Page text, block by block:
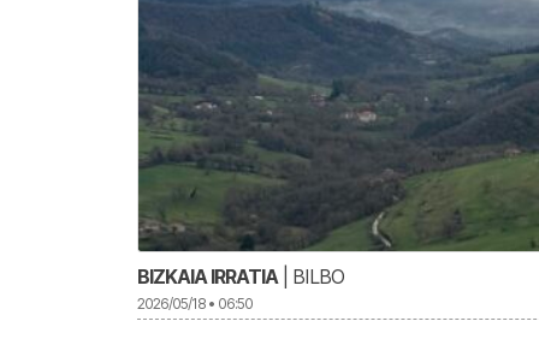
BIZKAIA IRRATIA | BILBO
2026/05/18 • 06:50